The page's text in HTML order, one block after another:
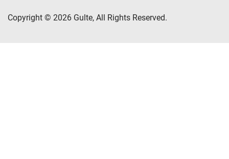
Copyright © 2026 Gulte, All Rights Reserved.